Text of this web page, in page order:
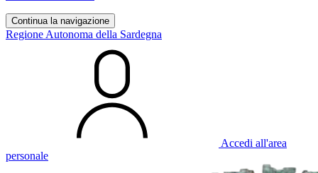
Continua la navigazione
Regione Autonoma della Sardegna
Accedi all'area
personale